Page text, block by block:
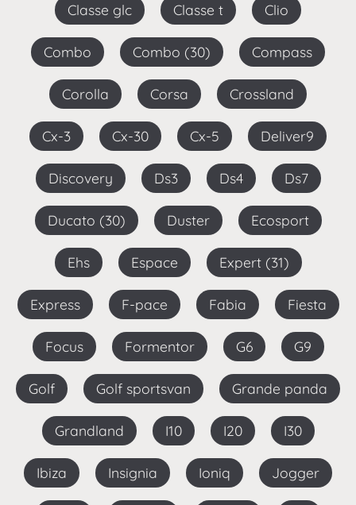
Classe glc Classe t Clio
Combo Combo (30) Compass
Corolla Corsa Crossland
Cx-3 Cx-30 Cx-5 Deliver9
Discovery Ds3 Ds4 Ds7
Ducato (30) Duster Ecosport
Ehs Espace Expert (31)
Express F-pace Fabia Fiesta
Focus Formentor G6 G9
Golf Golf sportsvan Grande panda
Grandland I10 I20 I30
Ibiza Insignia Ioniq Jogger